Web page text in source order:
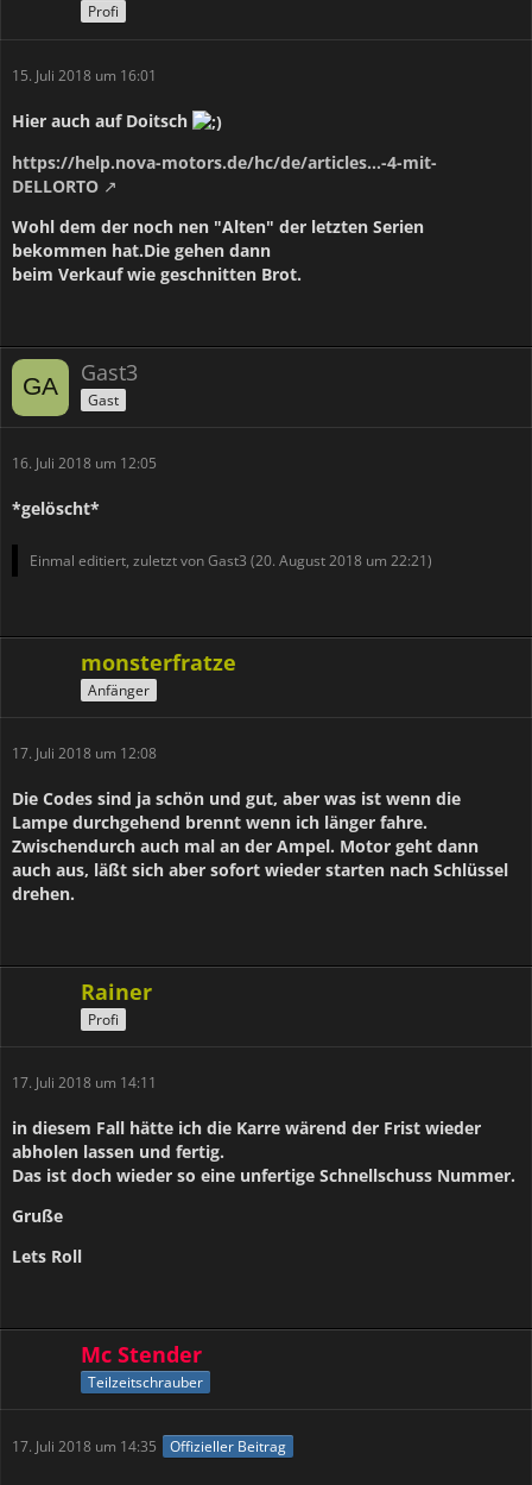
Profi
15. Juli 2018 um 16:01
Hier auch auf Doitsch
https://help.nova-motors.de/hc/de/articles…-4-mit-
DELLORTO
Wohl dem der noch nen "Alten" der letzten Serien
bekommen hat.Die gehen dann
beim Verkauf wie geschnitten Brot.
Gast3
Gast
16. Juli 2018 um 12:05
*gelöscht*
Einmal editiert, zuletzt von Gast3 (20. August 2018 um 22:21)
monsterfratze
Anfänger
17. Juli 2018 um 12:08
Die Codes sind ja schön und gut, aber was ist wenn die
Lampe durchgehend brennt wenn ich länger fahre.
Zwischendurch auch mal an der Ampel. Motor geht dann
auch aus, läßt sich aber sofort wieder starten nach Schlüssel
drehen.
Rainer
Profi
17. Juli 2018 um 14:11
in diesem Fall hätte ich die Karre wärend der Frist wieder
abholen lassen und fertig.
Das ist doch wieder so eine unfertige Schnellschuss Nummer.
Gruße
Lets Roll
Mc Stender
Teilzeitschrauber
17. Juli 2018 um 14:35 Offizieller Beitrag